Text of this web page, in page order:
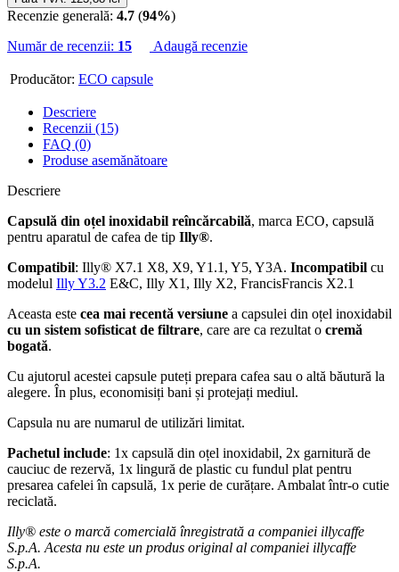
Recenzie generală: 4.7 (94%)
Număr de recenzii: 15 Adaugă recenzie
Producător: ECO capsule
Descriere
Recenzii (15)
FAQ (0)
Produse asemănătoare
Descriere
Capsulă din oțel inoxidabil reîncărcabilă, marca ECO, capsulă
pentru aparatul de cafea de tip Illy®.
Compatibil: Illy® X7.1 X8, X9, Y1.1, Y5, Y3A. Incompatibil cu
modelul Illy Y3.2 E&C, Illy X1, Illy X2, FrancisFrancis X2.1
Aceasta este cea mai recentă versiune a capsulei din oțel inoxidabil
cu un sistem sofisticat de filtrare, care are ca rezultat o cremă
bogată.
Cu ajutorul acestei capsule puteți prepara cafea sau o altă băutură la
alegere. În plus, economisiți bani și protejați mediul.
Capsula nu are numarul de utilizări limitat.
Pachetul include: 1x capsulă din oțel inoxidabil, 2x garnitură de
cauciuc de rezervă, 1x lingură de plastic cu fundul plat pentru
presarea cafelei în capsulă, 1x perie de curățare. Ambalat într-o cutie
reciclată.
Illy® este o marcă comercială înregistrată a companiei illycaffe
S.p.A. Acesta nu este un produs original al companiei illycaffe
S.p.A.